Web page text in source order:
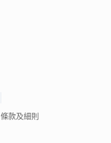
條款及細則